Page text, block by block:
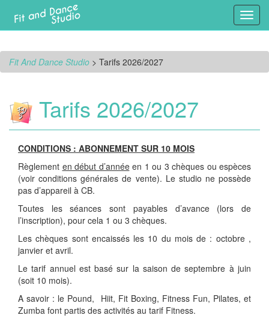
Fit And Dance Studio > Tarifs 2026/2027
Tarifs 2026/2027
CONDITIONS : ABONNEMENT SUR 10 MOIS
Règlement en début d’annéeen 1 ou 3 chèques ou espèces
(voir conditions générales de vente). Le studio ne possède
pas d’appareil à CB.
Toutes les séances sont payables d’avance (lors de
l’inscription), pour cela 1 ou 3 chèques.
Les chèques sont encaissés les 10 du mois de : octobre ,
janvier et avril.
Le tarif annuel est basé sur la saison de septembre à juin
(soit 10 mois).
A savoir : le Pound, Hiit, Fit Boxing, Fitness Fun, Pilates, et
Zumba font partis des activités au tarif Fitness.